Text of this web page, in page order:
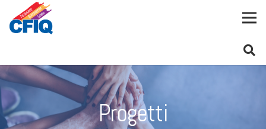
Progetti